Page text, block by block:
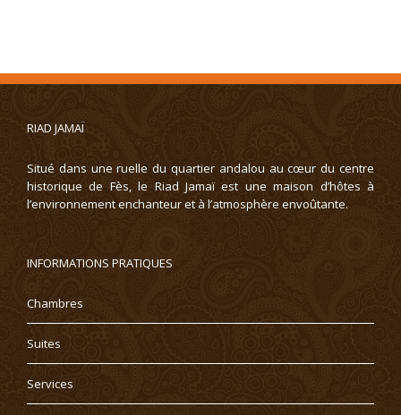
RIAD JAMAÏ
Situé dans une ruelle du quartier andalou au cœur du centre
historique de Fès, le Riad Jamaï est une maison d’hôtes à
l’environnement enchanteur et à l’atmosphère envoûtante.
INFORMATIONS PRATIQUES
Chambres
Suites
Services